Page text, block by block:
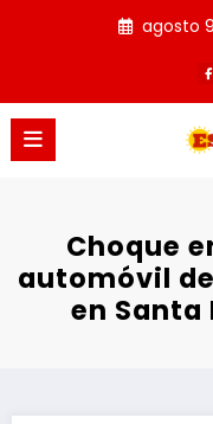
agosto
Choque
automóvil
en Santa